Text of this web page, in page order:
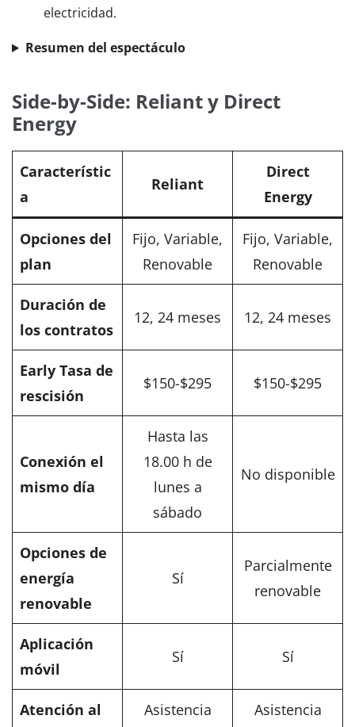
electricidad.
Resumen del espectáculo
Side-by-Side: Reliant y Direct
Energy
Característic
a
Reliant
Direct
Energy
Opciones del
plan
Fijo, Variable,
Renovable
Fijo, Variable,
Renovable
Duración de
los contratos
12, 24 meses 12, 24 meses
Early Tasa de
rescisión
$150-$295 $150-$295
Conexión el
mismo día
Hasta las
18.00 h de
lunes a
sábado
No disponible
Opciones de
energía
renovable
Sí
Parcialmente
renovable
Aplicación
móvil
Sí Sí
Atención al
Asistencia
Asistencia